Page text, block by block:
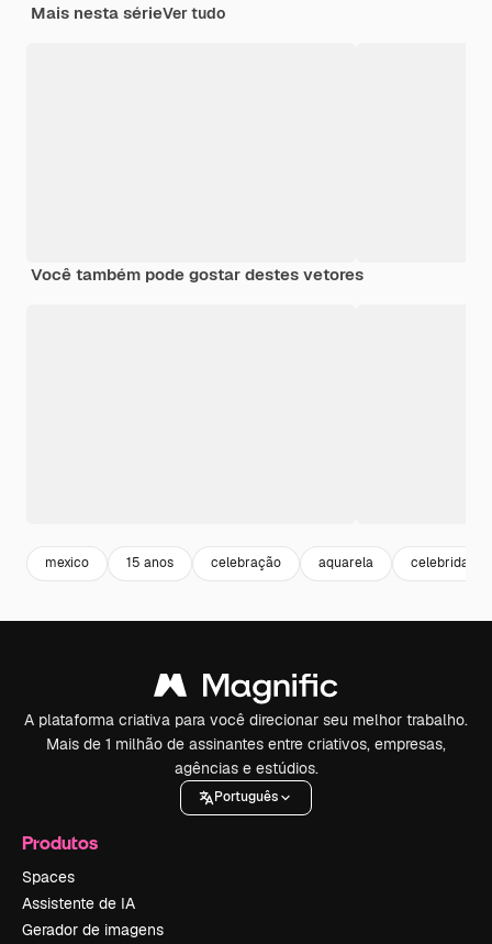
Mais nesta sérieVer tudo
Você também pode gostar destes vetores
mexico 15 anos celebração aquarela celebridade
A plataforma criativa para você direcionar seu melhor trabalho.
Mais de 1 milhão de assinantes entre criativos, empresas,
agências e estúdios.
Português
Produtos
Spaces
Assistente de IA
Gerador de imagens